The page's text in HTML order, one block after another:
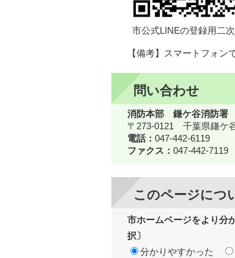
市公式LINEの登録用二
【備考】スマートフォン
問い合わせ
消防本部 鎌ケ谷消防署
〒273-0121 千葉県鎌ケ
電話： 047-442-6119
ファクス： 047-442-7119
このページにつ
市ホームページをより分
択〕
分かりやすかった